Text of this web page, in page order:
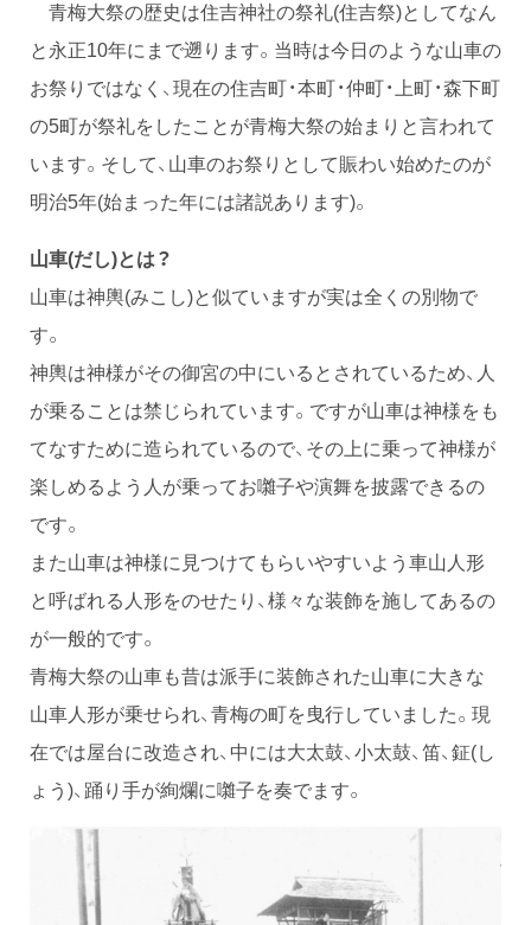
青梅大祭の歴史は住吉神社の祭礼(住吉祭)としてなん
と永正10年にまで遡ります。当時は今日のような山車の
お祭りではなく、現在の住吉町・本町・仲町・上町・森下町
の5町が祭礼をしたことが青梅大祭の始まりと言われて
います。そして、山車のお祭りとして賑わい始めたのが
明治5年(始まった年には諸説あります)。
山車(だし)とは？
山車は神輿(みこし)と似ていますが実は全くの別物で
す。
神輿は神様がその御宮の中にいるとされているため、人
が乗ることは禁じられています。ですが山車は神様をも
てなすために造られているので、その上に乗って神様が
楽しめるよう人が乗ってお囃子や演舞を披露できるの
です。
また山車は神様に見つけてもらいやすいよう車山人形
と呼ばれる人形をのせたり、様々な装飾を施してあるの
が一般的です。
青梅大祭の山車も昔は派手に装飾された山車に大きな
山車人形が乗せられ、青梅の町を曳行していました。現
在では屋台に改造され、中には大太鼓、小太鼓、笛、鉦(し
ょう)、踊り手が絢爛に囃子を奏でます。